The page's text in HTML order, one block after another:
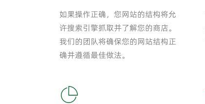
如果操作正确，您网站的结构将允
许搜索引擎抓取并了解您的商店。
我们的团队将确保您的网站结构正
确并遵循最佳做法。